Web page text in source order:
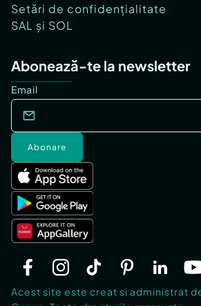
Setări de confidențialitate
SAL și SOL
Abonează-te la newsletter
Email
Abonare
Acest site este creat si administrat